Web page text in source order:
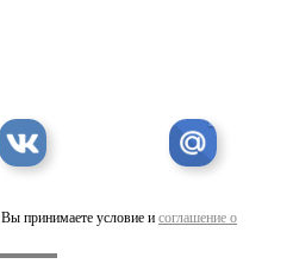
принимаете условие и соглашение о